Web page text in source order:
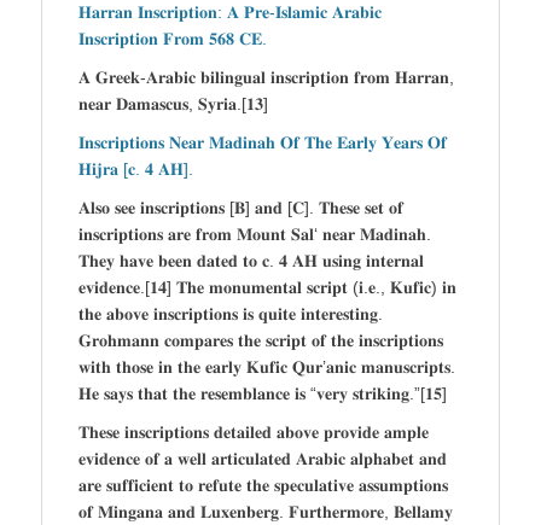
𝐇𝐚𝐫𝐫𝐚𝐧 𝐈𝐧𝐬𝐜𝐫𝐢𝐩𝐭𝐢𝐨𝐧: 𝐀 𝐏𝐫𝐞-𝐈𝐬𝐥𝐚𝐦𝐢𝐜 𝐀𝐫𝐚𝐛𝐢𝐜
𝐈𝐧𝐬𝐜𝐫𝐢𝐩𝐭𝐢𝐨𝐧 𝐅𝐫𝐨𝐦 𝟓𝟔𝟖 𝐂𝐄.
𝐀 𝐆𝐫𝐞𝐞𝐤-𝐀𝐫𝐚𝐛𝐢𝐜 𝐛𝐢𝐥𝐢𝐧𝐠𝐮𝐚𝐥 𝐢𝐧𝐬𝐜𝐫𝐢𝐩𝐭𝐢𝐨𝐧 𝐟𝐫𝐨𝐦 𝐇𝐚𝐫𝐫𝐚𝐧,
𝐧𝐞𝐚𝐫 𝐃𝐚𝐦𝐚𝐬𝐜𝐮𝐬, 𝐒𝐲𝐫𝐢𝐚.[𝟏𝟑]
𝐈𝐧𝐬𝐜𝐫𝐢𝐩𝐭𝐢𝐨𝐧𝐬 𝐍𝐞𝐚𝐫 𝐌𝐚𝐝𝐢𝐧𝐚𝐡 𝐎𝐟 𝐓𝐡𝐞 𝐄𝐚𝐫𝐥𝐲 𝐘𝐞𝐚𝐫𝐬 𝐎𝐟
𝐇𝐢𝐣𝐫𝐚 [𝐜. 𝟒 𝐀𝐇].
𝐀𝐥𝐬𝐨 𝐬𝐞𝐞 𝐢𝐧𝐬𝐜𝐫𝐢𝐩𝐭𝐢𝐨𝐧𝐬 [𝐁] 𝐚𝐧𝐝 [𝐂]. 𝐓𝐡𝐞𝐬𝐞 𝐬𝐞𝐭 𝐨𝐟
𝐢𝐧𝐬𝐜𝐫𝐢𝐩𝐭𝐢𝐨𝐧𝐬 𝐚𝐫𝐞 𝐟𝐫𝐨𝐦 𝐌𝐨𝐮𝐧𝐭 𝐒𝐚𝐥‘ 𝐧𝐞𝐚𝐫 𝐌𝐚𝐝𝐢𝐧𝐚𝐡.
𝐓𝐡𝐞𝐲 𝐡𝐚𝐯𝐞 𝐛𝐞𝐞𝐧 𝐝𝐚𝐭𝐞𝐝 𝐭𝐨 𝐜. 𝟒 𝐀𝐇 𝐮𝐬𝐢𝐧𝐠 𝐢𝐧𝐭𝐞𝐫𝐧𝐚𝐥
𝐞𝐯𝐢𝐝𝐞𝐧𝐜𝐞.[𝟏𝟒] 𝐓𝐡𝐞 𝐦𝐨𝐧𝐮𝐦𝐞𝐧𝐭𝐚𝐥 𝐬𝐜𝐫𝐢𝐩𝐭 (𝐢.𝐞., 𝐊𝐮𝐟𝐢𝐜) 𝐢𝐧
𝐭𝐡𝐞 𝐚𝐛𝐨𝐯𝐞 𝐢𝐧𝐬𝐜𝐫𝐢𝐩𝐭𝐢𝐨𝐧𝐬 𝐢𝐬 𝐪𝐮𝐢𝐭𝐞 𝐢𝐧𝐭𝐞𝐫𝐞𝐬𝐭𝐢𝐧𝐠.
𝐆𝐫𝐨𝐡𝐦𝐚𝐧𝐧 𝐜𝐨𝐦𝐩𝐚𝐫𝐞𝐬 𝐭𝐡𝐞 𝐬𝐜𝐫𝐢𝐩𝐭 𝐨𝐟 𝐭𝐡𝐞 𝐢𝐧𝐬𝐜𝐫𝐢𝐩𝐭𝐢𝐨𝐧𝐬
𝐰𝐢𝐭𝐡 𝐭𝐡𝐨𝐬𝐞 𝐢𝐧 𝐭𝐡𝐞 𝐞𝐚𝐫𝐥𝐲 𝐊𝐮𝐟𝐢𝐜 𝐐𝐮𝐫’𝐚𝐧𝐢𝐜 𝐦𝐚𝐧𝐮𝐬𝐜𝐫𝐢𝐩𝐭𝐬.
𝐇𝐞 𝐬𝐚𝐲𝐬 𝐭𝐡𝐚𝐭 𝐭𝐡𝐞 𝐫𝐞𝐬𝐞𝐦𝐛𝐥𝐚𝐧𝐜𝐞 𝐢𝐬 “𝐯𝐞𝐫𝐲 𝐬𝐭𝐫𝐢𝐤𝐢𝐧𝐠.”[𝟏𝟓]
𝐓𝐡𝐞𝐬𝐞 𝐢𝐧𝐬𝐜𝐫𝐢𝐩𝐭𝐢𝐨𝐧𝐬 𝐝𝐞𝐭𝐚𝐢𝐥𝐞𝐝 𝐚𝐛𝐨𝐯𝐞 𝐩𝐫𝐨𝐯𝐢𝐝𝐞 𝐚𝐦𝐩𝐥𝐞
𝐞𝐯𝐢𝐝𝐞𝐧𝐜𝐞 𝐨𝐟 𝐚 𝐰𝐞𝐥𝐥 𝐚𝐫𝐭𝐢𝐜𝐮𝐥𝐚𝐭𝐞𝐝 𝐀𝐫𝐚𝐛𝐢𝐜 𝐚𝐥𝐩𝐡𝐚𝐛𝐞𝐭 𝐚𝐧𝐝
𝐚𝐫𝐞 𝐬𝐮𝐟𝐟𝐢𝐜𝐢𝐞𝐧𝐭 𝐭𝐨 𝐫𝐞𝐟𝐮𝐭𝐞 𝐭𝐡𝐞 𝐬𝐩𝐞𝐜𝐮𝐥𝐚𝐭𝐢𝐯𝐞 𝐚𝐬𝐬𝐮𝐦𝐩𝐭𝐢𝐨𝐧𝐬
𝐨𝐟 𝐌𝐢𝐧𝐠𝐚𝐧𝐚 𝐚𝐧𝐝 𝐋𝐮𝐱𝐞𝐧𝐛𝐞𝐫𝐠. 𝐅𝐮𝐫𝐭𝐡𝐞𝐫𝐦𝐨𝐫𝐞, 𝐁𝐞𝐥𝐥𝐚𝐦𝐲